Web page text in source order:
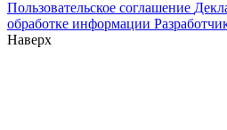
Пользовательское соглашение
обработке информации
Наверх